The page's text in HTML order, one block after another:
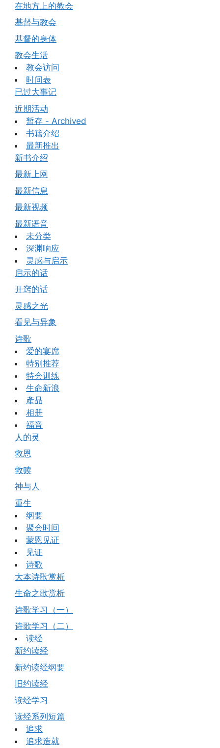
在地方上的教会
基督与教会
基督的身体
教会生活
教会访问
时间表
已过大事记
近期活动
暂存 - Archived
书籍介绍
最新推出
新书介绍
最新上网
最新信息
最新视频
最新语音
未分类
深渊响应
灵感与启示
启示的话
开窍的话
灵感之光
看见与异象
诗歌
爱的宴席
特别推荐
特会训练
生命新浪
產品
相册
福音
人的灵
救恩
救赎
神与人
重生
纲要
聚会时间
蒙恩见证
见证
诗歌
大本诗歌赏析
生命之歌赏析
诗歌学习（一）
诗歌学习（二）
读经
新约读经
新约读经纲要
旧约读经
读经学习
读经系列短篇
追求
追求造就